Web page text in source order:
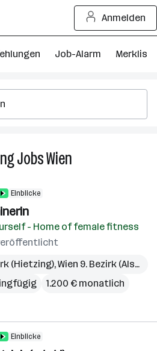
Anmelden
Job-Alarm Merkliste
JobsWien
Wien
Einblicke
- Home of female fitness
(Hietzing),Wien 9. Bezirk (Alsergrund)
1.200 € monatlich
Einblicke